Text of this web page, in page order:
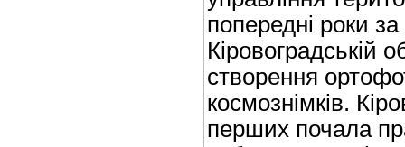
попередні роки
Кіровоградській
створення
космознімків.
перших почала